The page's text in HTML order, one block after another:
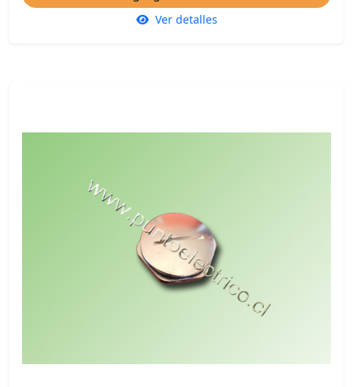
Ver detalles